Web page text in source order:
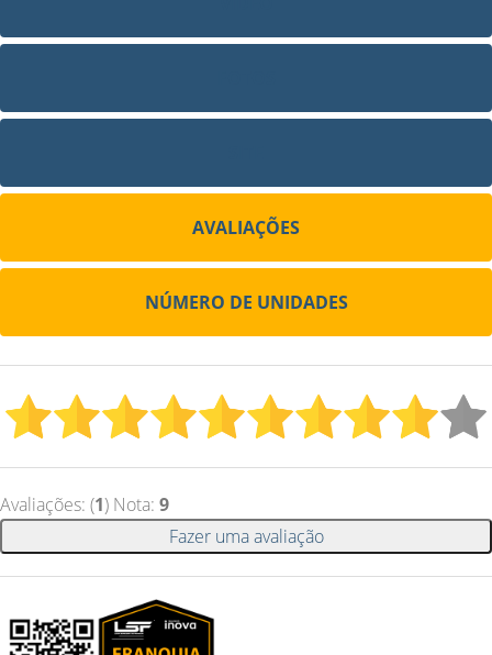
AVALIAÇÕES
NÚMERO DE UNIDADES
Avaliações: (1) Nota: 9
Fazer uma avaliação